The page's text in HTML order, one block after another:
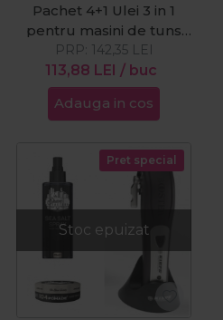
Pachet 4+1 Ulei 3 in 1
pentru masini de tuns
150ml
113,88 LEI / buc
PRP: 142,35 LEI
Adauga in cos
Stoc epuizat
Pret special